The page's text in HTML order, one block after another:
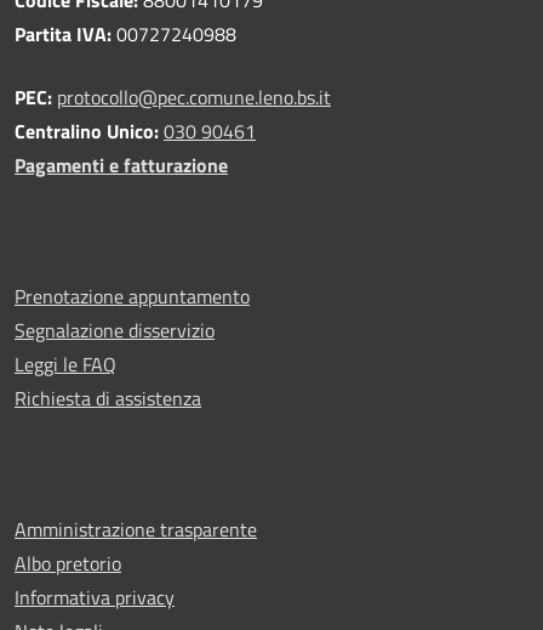
Partita IVA:00727240988
PEC: protocollo@pec.comune.leno.bs.it
Centralino Unico:030 90461
Pagamenti e fatturazione
Prenotazione appuntamento
Segnalazione disservizio
Leggi le FAQ
Richiesta di assistenza
Amministrazione trasparente
Albo pretorio
Informativa privacy